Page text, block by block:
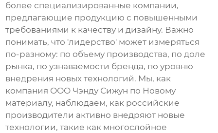
более специализированные компании,
предлагающие продукцию с повышенными
требованиями к качеству и дизайну. Важно
понимать, что 'лидерство' может измеряться
по-разному: по объему производства, по доле
рынка, по узнаваемости бренда, по уровню
внедрения новых технологий. Мы, как
компания ООО Чэнду Сижун по Новому
материалу, наблюдаем, как российские
производители активно внедряют новые
технологии, такие как многослойное